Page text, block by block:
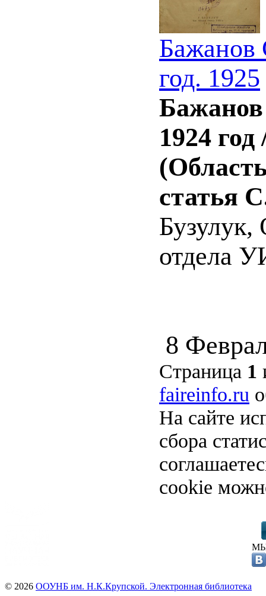
Бажанов
год. 1925
1924
статья
отдела
8
Страница 1
faireinfo.ru
На сайте
сбора
cookie
© 2026 ООУНБ им. Н.К.Крупской. Электронная библиотека